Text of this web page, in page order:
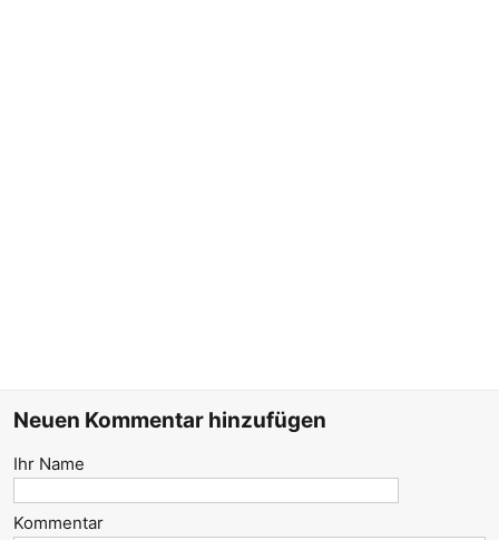
Neuen Kommentar hinzufügen
Ihr Name
Kommentar